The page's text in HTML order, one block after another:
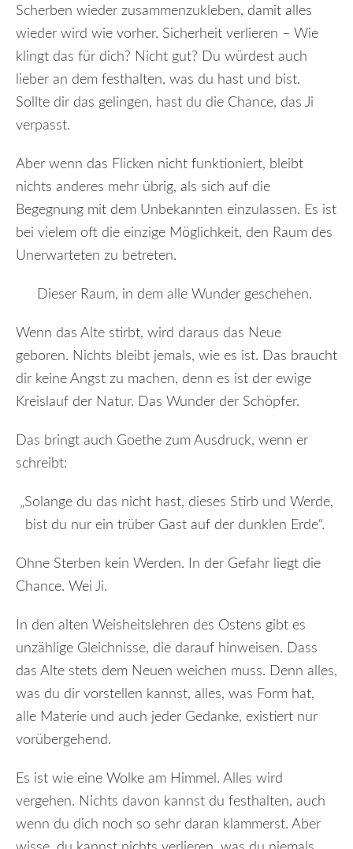
Scherben wieder zusammenzukleben, damit alles
wieder wird wie vorher. Sicherheit verlieren – Wie
klingt das für dich? Nicht gut? Du würdest auch
lieber an dem festhalten, was du hast und bist.
Sollte dir das gelingen, hast du die Chance, das Ji
verpasst.
Aber wenn das Flicken nicht funktioniert, bleibt
nichts anderes mehr übrig, als sich auf die
Begegnung mit dem Unbekannten einzulassen. Es ist
bei vielem oft die einzige Möglichkeit, den Raum des
Unerwarteten zu betreten.
Dieser Raum, in dem alle Wunder geschehen.
Wenn das Alte stirbt, wird daraus das Neue
geboren. Nichts bleibt jemals, wie es ist. Das braucht
dir keine Angst zu machen, denn es ist der ewige
Kreislauf der Natur. Das Wunder der Schöpfer.
Das bringt auch Goethe zum Ausdruck, wenn er
schreibt:
„Solange du das nicht hast, dieses Stirb und Werde,
bist du nur ein trüber Gast auf der dunklen Erde“.
Ohne Sterben kein Werden. In der Gefahr liegt die
Chance. Wei Ji.
In den alten Weisheitslehren des Ostens gibt es
unzählige Gleichnisse, die darauf hinweisen. Dass
das Alte stets dem Neuen weichen muss. Denn alles,
was du dir vorstellen kannst, alles, was Form hat,
alle Materie und auch jeder Gedanke, existiert nur
vorübergehend.
Es ist wie eine Wolke am Himmel. Alles wird
vergehen. Nichts davon kannst du festhalten, auch
wenn du dich noch so sehr daran klammerst. Aber